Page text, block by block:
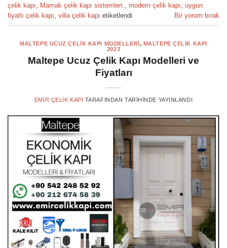
çelik kapı, Mamak çelik kapı sistemleri., modern çelik kapı, uygun
fiyatlı çelik kapı, villa çelik kapı etiketlendi Bir yorum bırak
MALTEPE UCUZ ÇELIK KAPI MODELLERI, MALTEPE ÇELIK KAPI
2023
Maltepe Ucuz Çelik Kapı Modelleri ve
Fiyatları
EMIR ÇELIK KAPI TARAFINDAN TARIHINDE YAYINLANDI